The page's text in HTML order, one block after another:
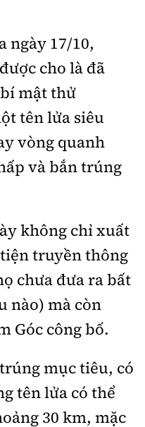
ngày 17/10,
cho là đã
mật thử
tên lửa siêu
vòng quanh
và bắn trúng
không chỉ xuất
truyền thông
chưa đưa ra bất
nào) mà còn
Góc công bố.
mục tiêu, có
tên lửa có thể
30 km, mặc